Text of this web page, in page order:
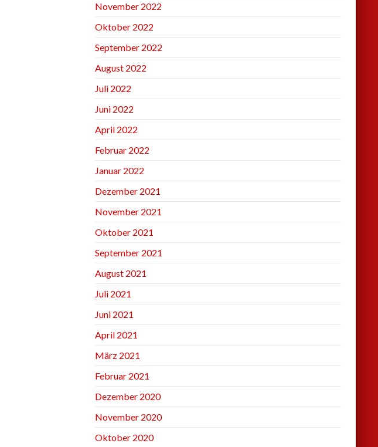
November 2022
Oktober 2022
September 2022
August 2022
Juli 2022
Juni 2022
April 2022
Februar 2022
Januar 2022
Dezember 2021
November 2021
Oktober 2021
September 2021
August 2021
Juli 2021
Juni 2021
April 2021
März 2021
Februar 2021
Dezember 2020
November 2020
Oktober 2020